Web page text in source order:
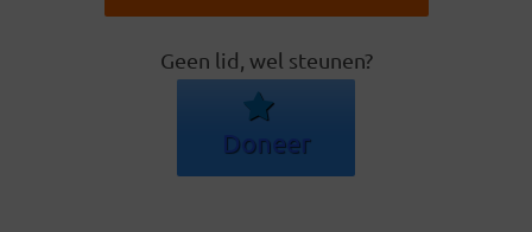
Geen lid, wel steunen?
Doneer